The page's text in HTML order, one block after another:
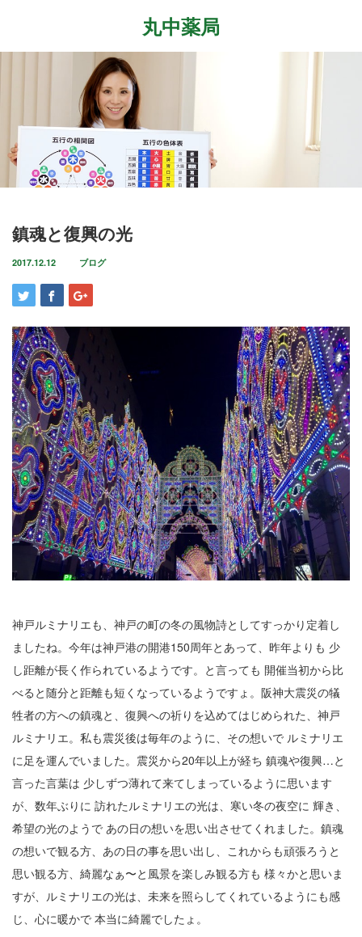
丸中薬局
鎮魂と復興の光
2017.12.12 ブログ
神戸ルミナリエも、神戸の町の冬の風物詩としてすっかり定着し
ましたね。今年は神戸港の開港150周年とあって、昨年よりも 少
し距離が長く作られているようです。と言っても 開催当初から比
べると随分と距離も短くなっているようですょ。阪神大震災の犠
牲者の方への鎮魂と、復興への祈りを込めてはじめられた、神戸
ルミナリエ。私も震災後は毎年のように、その想いで ルミナリエ
に足を運んでいました。震災から20年以上が経ち 鎮魂や復興…と
言った言葉は 少しずつ薄れて来てしまっているように思います
が、数年ぶりに 訪れたルミナリエの光は、寒い冬の夜空に 輝き、
希望の光のようで あの日の想いを思い出させてくれました。鎮魂
の想いで観る方、あの日の事を思い出し、これからも頑張ろうと
思い観る方、綺麗なぁ〜と風景を楽しみ観る方も 様々かと思いま
すが、ルミナリエの光は、未来を照らしてくれているようにも感
じ、心に暖かで 本当に綺麗でしたょ。
症状改善事例
取扱商品
ブログ
店舗案内
お問い合わせ
最近の記事
2026.7.27
公園で拾った椿を綺麗に並べて飾りました。春
の訪れの心地良い気候と、花冷えの寒さが交差
するような中、この時期としては記録的…
2026.2.27
3月の声が聞こえるとすっかり春らしくな
り、明石公園の梅の花も満開で、寒い冬がよう
やく終わりを迎えて穏やかな日が訪れるよ…
2025.12.28
今年もあと数日になりましたね。歳を重ねると一年が過ぎるのが
本当に早く感じますが、忙しい日々が本当に有り難く思います。
分刻…
2026年8月
月 火 水 木 金 土 日
2
3
4
5
6
7